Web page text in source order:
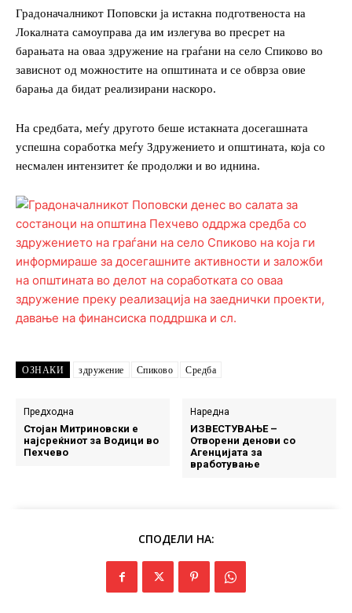
Градоначалникот Поповски ја истакна подготвеноста на
Локалната самоуправа да им излегува во пресрет на
барањата на оваа здружение на граѓани на село Спиково во
зависнот од можностите на општината и се обврза овие
барања да бидат реализирани наскоро.
На средбата, меѓу другото беше истакната досегашната
успешна соработка меѓу Здружението и општината, која со
несмален интензитет ќе продолжи и во иднина.
ОЗНАКИ здружение Спиково Средба
Предходна
Стојан Митриновски е
најсреќниот за Водици во
Пехчево
Наредна
ИЗВЕСТУВАЊЕ –
Отворени денови со
Агенцијата за
вработување
СПОДЕЛИ НА: